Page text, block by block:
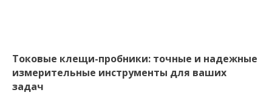
Токовые клещи-пробники: точные и надежные
измерительные инструменты для ваших
задач